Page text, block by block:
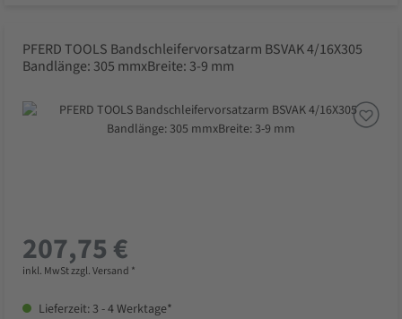
PFERD TOOLS Bandschleifervorsatzarm BSVAK 4/16X305
Bandlänge: 305 mmxBreite: 3-9 mm
207,75 €
inkl. MwSt zzgl. Versand *
Lieferzeit: 3 - 4 Werktage*